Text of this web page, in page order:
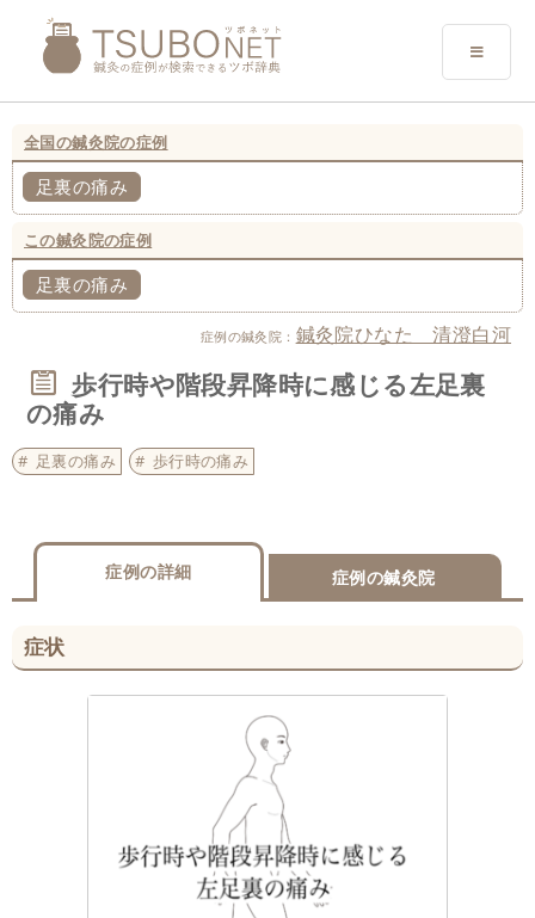
全国の鍼灸院の症例
足裏の痛み
この鍼灸院の症例
足裏の痛み
症例の鍼灸院： 鍼灸院ひなた 清澄白河
歩行時や階段昇降時に感じる左足裏
の痛み
足裏の痛み 歩行時の痛み
症例の詳細 症例の鍼灸院
症状